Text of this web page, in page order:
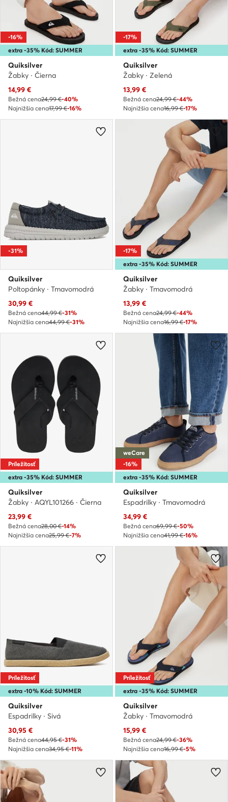
extra -35% Kód: SUMMER
-16%
Quiksilver
Žabky · Čierna
Aktuálna cena
14,99 €
Bežná cena24,99 €-40%
Najnižšia cena17,99 €-16%
extra -35% Kód: SUMMER
-17%
Quiksilver
Žabky · Zelená
Aktuálna cena
13,99 €
Bežná cena24,99 €-44%
Najnižšia cena16,99 €-17%
-31%
Quiksilver
Poltopánky · Tmavomodrá
Aktuálna cena
30,99 €
Bežná cena44,99 €-31%
Najnižšia cena44,99 €-31%
extra -35% Kód: SUMMER
-17%
Quiksilver
Žabky · Tmavomodrá
Aktuálna cena
13,99 €
Bežná cena24,99 €-44%
Najnižšia cena16,99 €-17%
extra -35% Kód: SUMMER
Príležitosť
Quiksilver
Žabky · AQYL101266 · Čierna
Aktuálna cena
23,99 €
Bežná cena28,00 €-14%
Najnižšia cena25,99 €-7%
extra -35% Kód: SUMMER
weCare
-16%
Quiksilver
Espadrilky · Tmavomodrá
Aktuálna cena
34,99 €
Bežná cena69,99 €-50%
Najnižšia cena41,99 €-16%
extra -10% Kód: SUMMER
Príležitosť
Quiksilver
Espadrilky · Sivá
Aktuálna cena
30,95 €
Bežná cena44,95 €-31%
Najnižšia cena34,95 €-11%
extra -35% Kód: SUMMER
Príležitosť
Quiksilver
Žabky · Tmavomodrá
Aktuálna cena
15,99 €
Bežná cena24,99 €-36%
Najnižšia cena16,99 €-5%